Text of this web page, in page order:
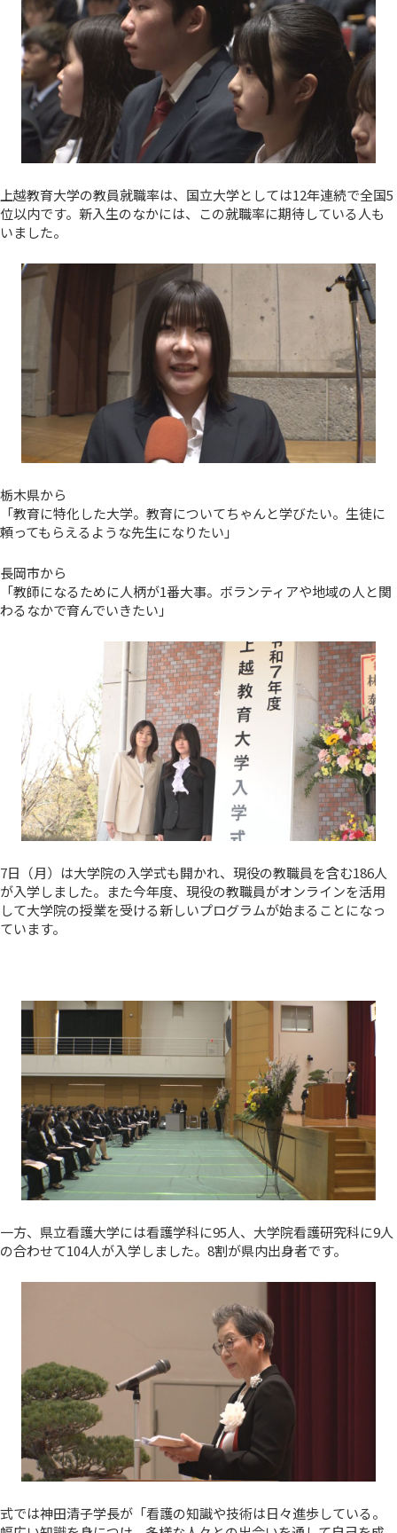
上越教育大学の教員就職率は、国立大学としては12年連続で全国5
位以内です。新入生のなかには、この就職率に期待している人も
いました。
栃木県から
「教育に特化した大学。教育についてちゃんと学びたい。生徒に
頼ってもらえるような先生になりたい」
長岡市から
「教師になるために人柄が1番大事。ボランティアや地域の人と関
わるなかで育んでいきたい」
7日（月）は大学院の入学式も開かれ、現役の教職員を含む186人
が入学しました。また今年度、現役の教職員がオンラインを活用
して大学院の授業を受ける新しいプログラムが始まることになっ
ています。
一方、県立看護大学には看護学科に95人、大学院看護研究科に9人
の合わせて104人が入学しました。8割が県内出身者です。
式では神田清子学長が「看護の知識や技術は日々進歩している。